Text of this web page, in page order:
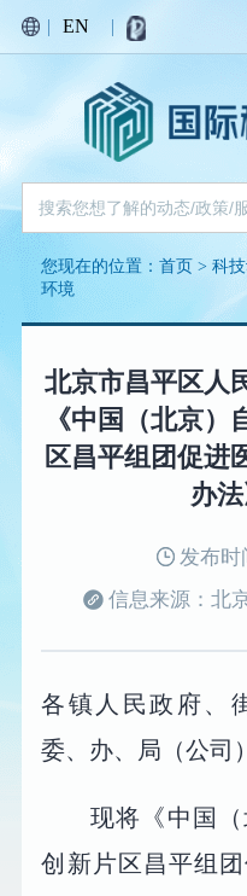
| EN |
您现在的位置：首页 >科
环境
北京市昌平区人
《中国（北京
区昌平组团促进
办
发布时
信息来源：北
各镇人民政府、
委、办、局（公司
现将《中国
创新片区昌平组